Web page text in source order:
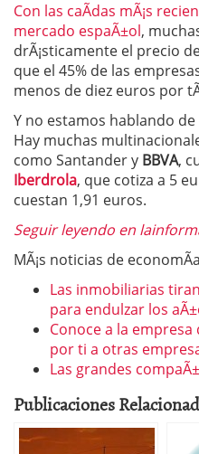
Con las caÃ­das mÃ¡s
mercado espaÃ±ol,
drÃ¡sticamente el precio
que el 45% de las
menos de diez euros por
Y no estamos hablando
Hay muchas
como Santander y BBVA,
Iberdrola, que cotiza a 5
cuestan 1,91 euros.
Seguir leyendo en
MÃ¡s noticias de
Las inmobiliarias
para endulzar los
Conoce a la
por ti a otras
Las grandes
Publicaciones